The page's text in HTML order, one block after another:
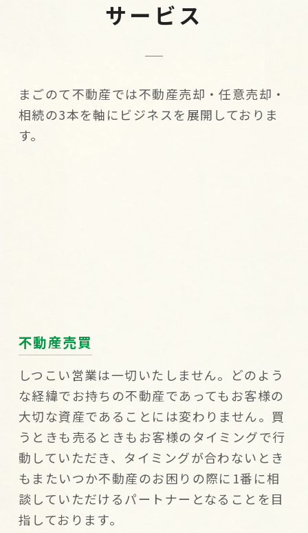
サービス
まごのて不動産では不動産売却・任意売却・
相続の3本を軸にビジネスを展開しておりま
す。
不動産売買
しつこい営業は一切いたしません。どのよう
な経緯でお持ちの不動産であってもお客様の
大切な資産であることには変わりません。買
うときも売るときもお客様のタイミングで行
動していただき、タイミングが合わないとき
もまたいつか不動産のお困りの際に1番に相
談していただけるパートナーとなることを目
指しております。